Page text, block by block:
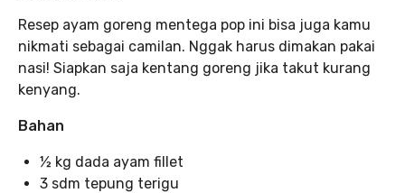
Resep ayam goreng mentega pop ini bisa juga kamu
nikmati sebagai camilan. Nggak harus dimakan pakai
nasi! Siapkan saja kentang goreng jika takut kurang
kenyang.
Bahan
½ kg dada ayam fillet
3 sdm tepung terigu